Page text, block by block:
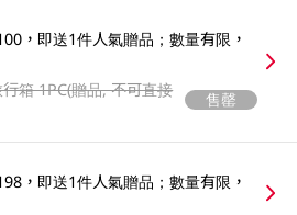
，即送1件人氣贈品；數量有限，
箱 1PC(贈品, 不可直接
售罄
，即送1件人氣贈品；數量有限，